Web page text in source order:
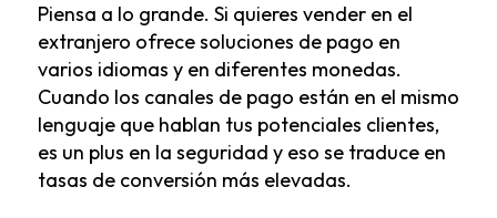
Piensa a lo grande. Si quieres vender en el
extranjero ofrece soluciones de pago en
varios idiomas y en diferentes monedas.
Cuando los canales de pago están en el mismo
lenguaje que hablan tus potenciales clientes,
es un plus en la seguridad y eso se traduce en
tasas de conversión más elevadas.